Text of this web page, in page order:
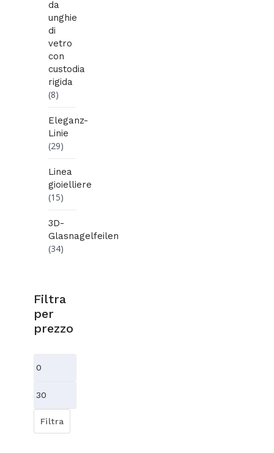
da
unghie
di
vetro
con
custodia
rigida
(8)
Eleganz-
Linie
(29)
Linea
gioielliere
(15)
3D-
Glasnagelfeilen
(34)
Filtra
per
prezzo
Prezzo
Prezzo
Max
Filtra